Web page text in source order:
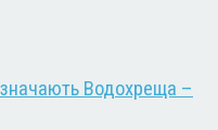
Водохреща –